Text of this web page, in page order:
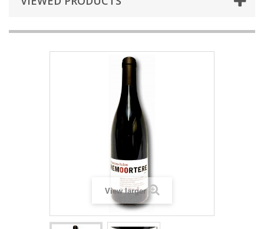
View larger